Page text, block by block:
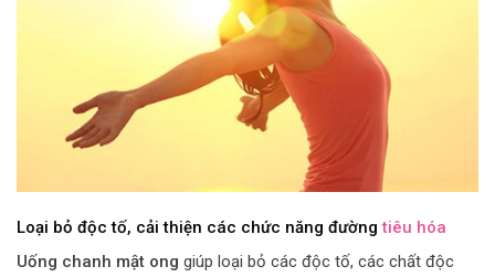
Loại bỏ độc tố, cải thiện các chức năng đườngtiêu hóa
Uống chanh mật ong giúp loại bỏ các độc tố, các chất độc